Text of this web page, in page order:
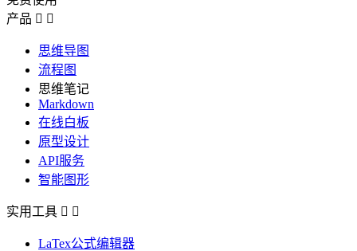
产品  
思维导图
流程图
思维笔记
Markdown
在线白板
原型设计
API服务
智能图形
实用工具  
LaTex公式编辑器